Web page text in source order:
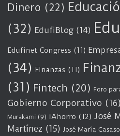
Dinero (22)
(32) EdufiBlog (14)
Edufinet Congress (11)
(34) Finanzas (11)
(31) Fintech (20) Foro
Gobierno Corporativo (16)
Murakami (9) iAhorro (12) José
Martínez (15) José María